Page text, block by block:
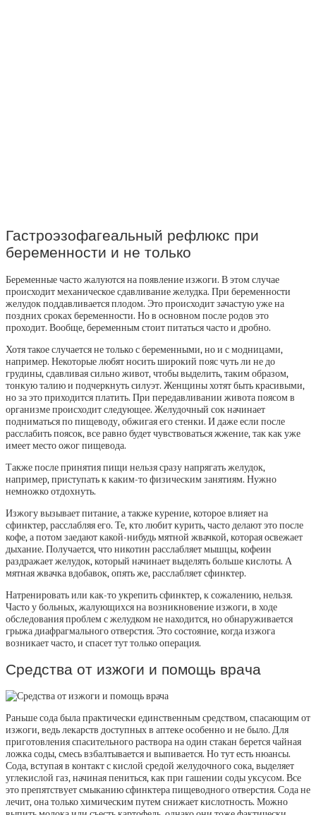
Гастроэзофагеальный рефлюкс при
беременности и не только
Беременные часто жалуются на появление изжоги. В этом случае
происходит механическое сдавливание желудка. При беременности
желудок поддавливается плодом. Это происходит зачастую уже на
поздних сроках беременности. Но в основном после родов это
проходит. Вообще, беременным стоит питаться часто и дробно.
Хотя такое случается не только с беременными, но и с модницами,
например. Некоторые любят носить широкий пояс чуть ли не до
грудины, сдавливая сильно живот, чтобы выделить, таким образом,
тонкую талию и подчеркнуть силуэт. Женщины хотят быть красивыми,
но за это приходится платить. При передавливании живота поясом в
организме происходит следующее. Желудочный сок начинает
подниматься по пищеводу, обжигая его стенки. И даже если после
расслабить поясок, все равно будет чувствоваться жжение, так как уже
имеет место ожог пищевода.
Также после принятия пищи нельзя сразу напрягать желудок,
например, приступать к каким-то физическим занятиям. Нужно
немножко отдохнуть.
Изжогу вызывает питание, а также курение, которое влияет на
сфинктер, расслабляя его. Те, кто любит курить, часто делают это после
кофе, а потом заедают какой-нибудь мятной жвачкой, которая освежает
дыхание. Получается, что никотин расслабляет мышцы, кофеин
раздражает желудок, который начинает выделять больше кислоты. А
мятная жвачка вдобавок, опять же, расслабляет сфинктер.
Натренировать или как-то укрепить сфинктер, к сожалению, нельзя.
Часто у больных, жалующихся на возникновение изжоги, в ходе
обследования проблем с желудком не находится, но обнаруживается
грыжа диафрагмального отверстия. Это состояние, когда изжога
возникает часто, и спасет тут только операция.
Средства от изжоги и помощь врача
Раньше сода была практически единственным средством, спасающим от
изжоги, ведь лекарств доступных в аптеке особенно и не было. Для
приготовления спасительного раствора на один стакан берется чайная
ложка соды, смесь взбалтывается и выпивается. Но тут есть нюансы.
Сода, вступая в контакт с кислой средой желудочного сока, выделяет
углекислой газ, начиная пениться, как при гашении соды уксусом. Все
это препятствует смыканию сфинктера пищеводного отверстия. Сода не
лечит, она только химическим путем снижает кислотность. Можно